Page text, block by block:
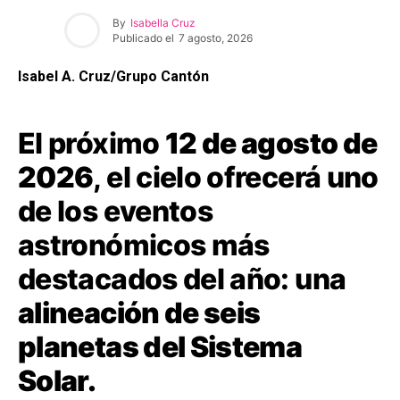
By Isabella Cruz
Publicado el 7 agosto, 2026
Isabel A. Cruz/Grupo Cantón
El próximo 12 de agosto de
2026, el cielo ofrecerá uno
de los eventos
astronómicos más
destacados del año: una
alineación de seis
planetas del Sistema
Solar.